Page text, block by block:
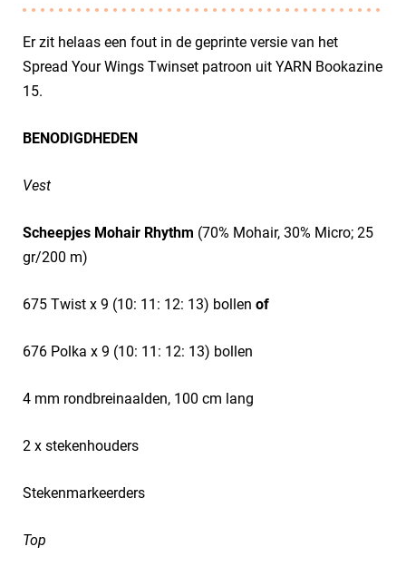
Er zit helaas een fout in de geprinte versie van het
Spread Your Wings Twinset patroon uit YARN Bookazine
15.
BENODIGDHEDEN
Vest
Scheepjes Mohair Rhythm (70% Mohair, 30% Micro; 25
gr/200 m)
675 Twist x 9 (10: 11: 12: 13) bollen of
676 Polka x 9 (10: 11: 12: 13) bollen
4 mm rondbreinaalden, 100 cm lang
2 x stekenhouders
Stekenmarkeerders
Top